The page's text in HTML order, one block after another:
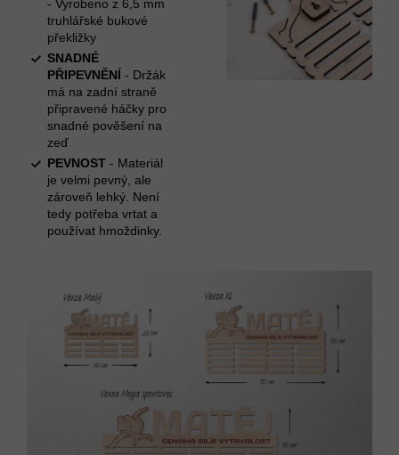
- Vyrobeno z 6,5 mm
truhlářské bukové
překližky
SNADNÉ
PŘIPEVNĚNÍ - Držák
má na zadní straně
připravené háčky pro
snadné pověšení na
zeď
PEVNOST - Materiál
je velmi pevný, ale
zároveň lehký. Není
tedy potřeba vrtat a
používat hmoždinky.